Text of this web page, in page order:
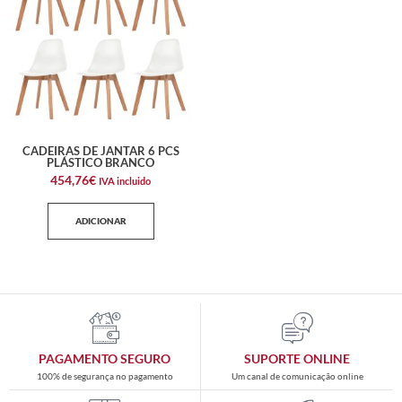
CADEIRAS DE JANTAR 6 PCS
PLÁSTICO BRANCO
454,76€ IVA incluido
ADICIONAR
PAGAMENTO SEGURO
100% de segurança no pagamento
SUPORTE ONLINE
Um canal de comunicação online